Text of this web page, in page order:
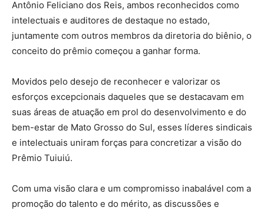
Antônio Feliciano dos Reis, ambos reconhecidos como
intelectuais e auditores de destaque no estado,
juntamente com outros membros da diretoria do biênio, o
conceito do prêmio começou a ganhar forma.
Movidos pelo desejo de reconhecer e valorizar os
esforços excepcionais daqueles que se destacavam em
suas áreas de atuação em prol do desenvolvimento e do
bem-estar de Mato Grosso do Sul, esses líderes sindicais
e intelectuais uniram forças para concretizar a visão do
Prêmio Tuiuiú.
Com uma visão clara e um compromisso inabalável com a
promoção do talento e do mérito, as discussões e